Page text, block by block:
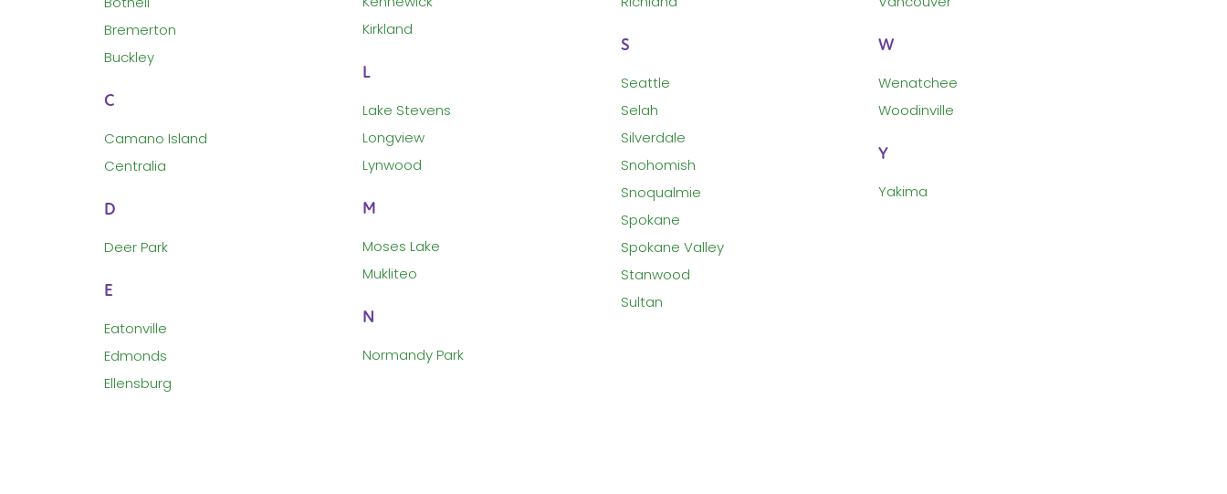
Bremerton
Buckley
C
Camano Island
Centralia
D
Deer Park
E
Eatonville
Edmonds
Ellensburg
Kirkland
L
Lake Stevens
Longview
Lynwood
M
Moses Lake
Mukliteo
N
Normandy Park
S
Seattle
Selah
Silverdale
Snohomish
Snoqualmie
Spokane
Spokane Valley
Stanwood
Sultan
W
Wenatchee
Woodinville
Y
Yakima